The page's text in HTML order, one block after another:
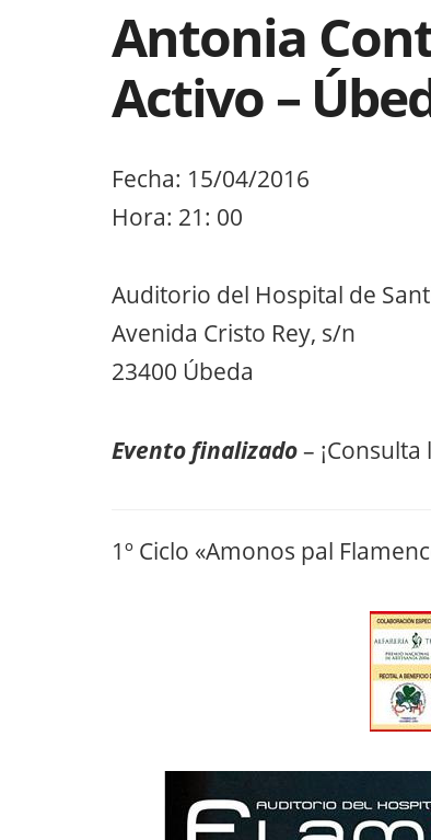
Antonia
Activo –
Fecha: 15/04/2016
Hora: 21: 00
Auditorio del Hospital de
Avenida Cristo Rey, s/n
23400 Úbeda
Evento finalizado– ¡Consulta
1º Ciclo «Amonos pal